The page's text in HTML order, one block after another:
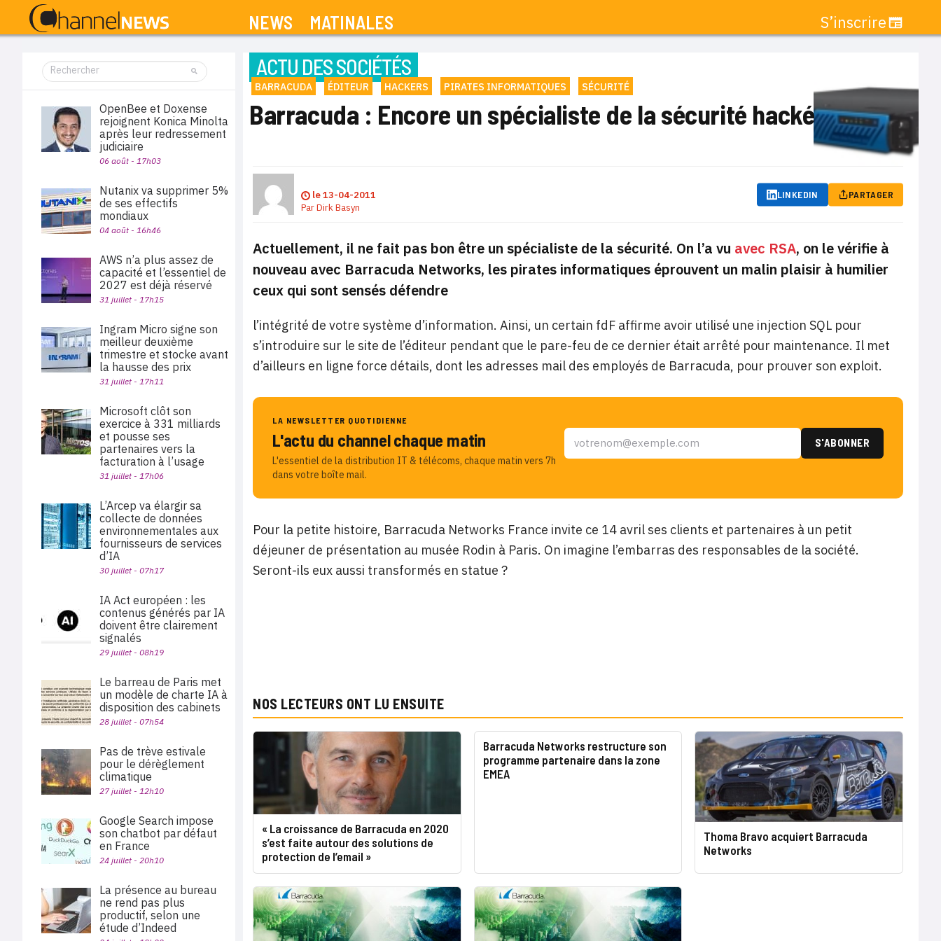
NEWS MATINALES S’inscrire
ACTU DES SOCIÉTÉS
BARRACUDA ÉDITEUR HACKERS PIRATES INFORMATIQUES SÉCURITÉ
Barracuda : Encore un spécialiste de la sécurité hacké
le13-04-2011
ParDirk Basyn
LINKEDIN PARTAGER
Actuellement, il ne fait pas bon être un spécialiste de la sécurité. On l’a vu avec RSA, on le vérifie à
nouveau avec Barracuda Networks, les pirates informatiques éprouvent un malin plaisir à humilier
ceux qui sont sensés défendre
l’intégrité de votre système d’information. Ainsi, un certain fdF affirme avoir utilisé une injection SQL pour
s’introduire sur le site de l’éditeur pendant que le pare-feu de ce dernier était arrêté pour maintenance. Il met
d’ailleurs en ligne force détails, dont les adresses mail des employés de Barracuda, pour prouver son exploit.
LA NEWSLETTER QUOTIDIENNE
L'actu du channel chaque matin
L'essentiel de la distribution IT & télécoms, chaque matin vers 7h
dans votre boîte mail.
Pour la petite histoire, Barracuda Networks France invite ce 14 avril ses clients et partenaires à un petit
déjeuner de présentation au musée Rodin à Paris. On imagine l’embarras des responsables de la société.
Seront-ils eux aussi transformés en statue ?
NOS LECTEURS ONT LU ENSUITE
« La croissance de Barracuda en 2020
s’est faite autour des solutions de
protection de l’email »
Barracuda Networks restructure son
programme partenaire dans la zone
EMEA
Thoma Bravo acquiert Barracuda
Networks
OpenBee et Doxense
rejoignent Konica Minolta
après leur redressement
judiciaire
06 août - 17h03
Nutanix va supprimer 5%
de ses effectifs
mondiaux
04 août - 16h46
AWS n’a plus assez de
capacité et l’essentiel de
2027 est déjà réservé
31 juillet - 17h15
Ingram Micro signe son
meilleur deuxième
trimestre et stocke avant
la hausse des prix
31 juillet - 17h11
Microsoft clôt son
exercice à 331 milliards
et pousse ses
partenaires vers la
facturation à l’usage
31 juillet - 17h06
L’Arcep va élargir sa
collecte de données
environnementales aux
fournisseurs de services
d’IA
30 juillet - 07h17
IA Act européen : les
contenus générés par IA
doivent être clairement
signalés
29 juillet - 08h19
Le barreau de Paris met
un modèle de charte IA à
disposition des cabinets
28 juillet - 07h54
Pas de trève estivale
pour le dérèglement
climatique
27 juillet - 12h10
Google Search impose
son chatbot par défaut
en France
24 juillet - 20h10
La présence au bureau
ne rend pas plus
productif, selon une
étude d’Indeed